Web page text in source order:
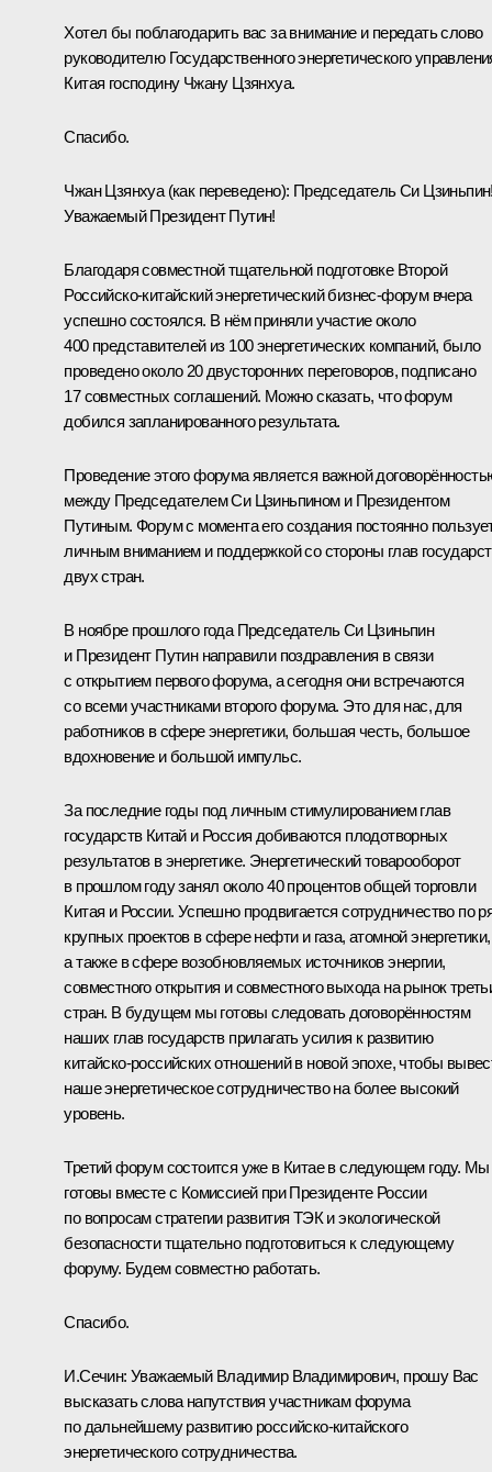
Хотел бы поблагодарить вас за внимание и передать слово
руководителю Государственного энергетического
Китая господину Чжану Цзянхуа.
Спасибо.
Чжан Цзянхуа (как переведено): Председатель Си
Уважаемый Президент Путин!
Благодаря совместной тщательной подготовке Второй
Российско‑китайский энергетический бизнес‑форум вчера
успешно состоялся. В нём приняли участие около
400 представителей из 100 энергетических компаний, было
проведено около 20 двусторонних переговоров, подписано
17 совместных соглашений. Можно сказать, что форум
добился запланированного результата.
Проведение этого форума является важной
между Председателем Си Цзиньпином и Президентом
Путиным. Форум с момента его создания постоянно
личным вниманием и поддержкой со стороны глав
двух стран.
В ноябре прошлого года Председатель Си Цзиньпин
и Президент Путин направили поздравления в связи
с открытием первого форума, а сегодня они встречаются
со всеми участниками второго форума. Это для нас, для
работников в сфере энергетики, большая честь, большое
вдохновение и большой импульс.
За последние годы под личным стимулированием глав
государств Китай и Россия добиваются плодотворных
результатов в энергетике. Энергетический товарооборот
в прошлом году занял около 40 процентов общей торговли
Китая и России. Успешно продвигается сотрудничество по
крупных проектов в сфере нефти и газа, атомной энергетики,
а также в сфере возобновляемых источников энергии,
совместного открытия и совместного выхода на рынок
стран. В будущем мы готовы следовать договорённостям
наших глав государств прилагать усилия к развитию
китайско‑российских отношений в новой эпохе, чтобы
наше энергетическое сотрудничество на более высокий
уровень.
Третий форум состоится уже в Китае в следующем году. Мы
готовы вместе с Комиссией при Президенте России
по вопросам стратегии развития ТЭК и экологической
безопасности тщательно подготовиться к следующему
форуму. Будем совместно работать.
Спасибо.
И.Сечин: Уважаемый Владимир Владимирович, прошу Вас
высказать слова напутствия участникам форума
по дальнейшему развитию российско‑китайского
энергетического сотрудничества.